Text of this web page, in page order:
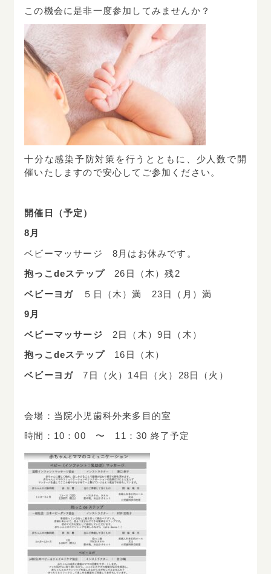
この機会に是非一度参加してみませんか？
十分な感染予防対策を行うとともに、少人数で開
催いたしますので安心してご参加ください。
開催日（予定）
8 月
ベビーマッサージ 8月はお休みです。
抱っこdeステップ 26日（木）残2
ベビーヨガ ５日（木）満 23日（月）満
9月
ベビーマッサージ 2日（木）9日（木）
抱っこdeステップ 16日（木）
ベビーヨガ 7日（火）14日（火）28日（火）
会場：当院小児歯科外来多目的室
時間：10：00 〜 11：30 終了予定